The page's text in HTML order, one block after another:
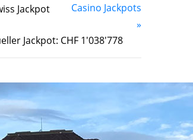
Casino Jackpots
»
Jackpot: CHF 1'038'778